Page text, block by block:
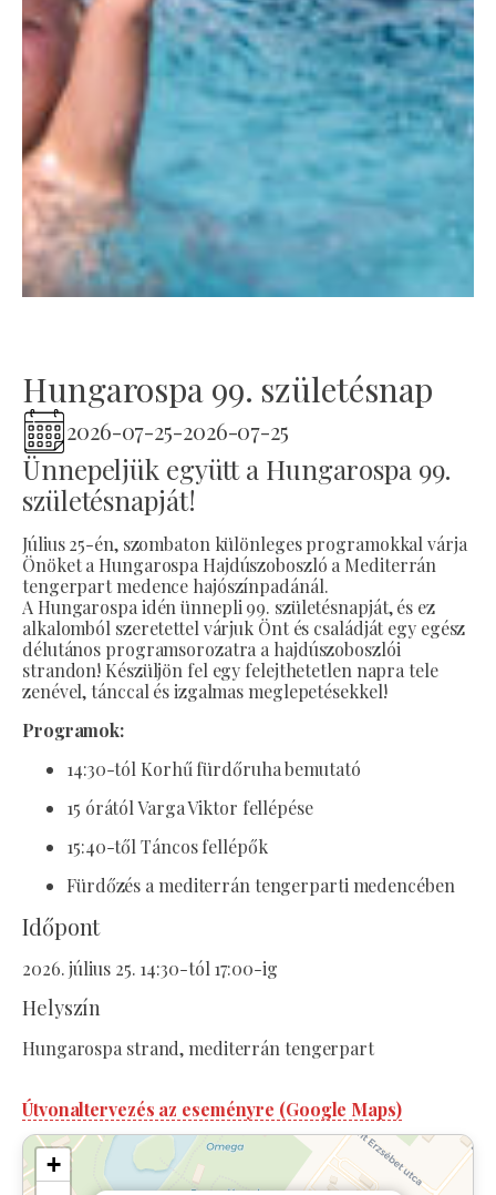
Hungarospa 99. születésnap
2026-07-25-2026-07-25
Ünnepeljük együtt a Hungarospa 99.
születésnapját!
Július 25-én, szombaton különleges programokkal várja
Önöket a Hungarospa Hajdúszoboszló a Mediterrán
tengerpart medence hajószínpadánál.
A Hungarospa idén ünnepli 99. születésnapját, és ez
alkalomból szeretettel várjuk Önt és családját egy egész
délutános programsorozatra a hajdúszoboszlói
strandon! Készüljön fel egy felejthetetlen napra tele
zenével, tánccal és izgalmas meglepetésekkel!
Programok:
14:30-tól Korhű fürdőruha bemutató
15 órától Varga Viktor fellépése
15:40-től Táncos fellépők
Fürdőzés a mediterrán tengerparti medencében
Időpont
2026. július 25. 14:30-tól 17:00-ig
Helyszín
Hungarospa strand, mediterrán tengerpart
Útvonaltervezés az eseményre (Google Maps)
+